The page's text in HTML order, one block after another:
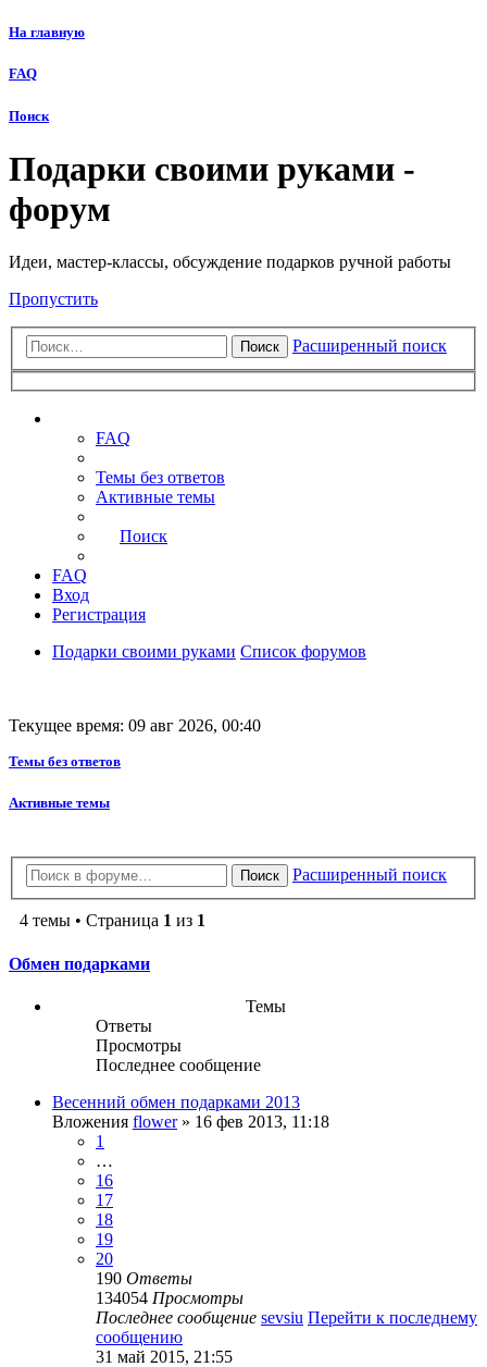
На главную
FAQ
Поиск
Подарки своими руками -
форум
Идеи, мастер-классы, обсуждение подарков ручной работы
Пропустить
Поиск Расширенный поиск
FAQ
Темы без ответов
Активные темы
Поиск
FAQ
Вход
Регистрация
Подарки своими руками Список форумов
Текущее время: 09 авг 2026, 00:40
Темы без ответов
Активные темы
Поиск Расширенный поиск
4 темы • Страница 1 из 1
Обмен подарками
Темы
Ответы
Просмотры
Последнее сообщение
Весенний обмен подарками 2013
Вложения flower» 16 фев 2013, 11:18
1
…
16
17
18
19
20
190 Ответы
134054 Просмотры
Последнее сообщение sevsiu Перейти к последнему
сообщению
31 май 2015, 21:55